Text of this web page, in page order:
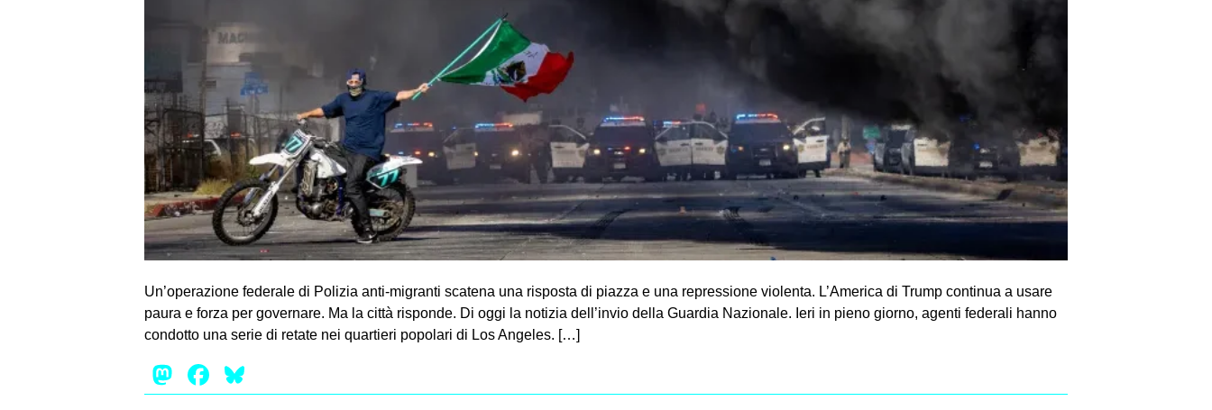
Un’operazione federale di Polizia anti-migranti scatena una risposta di piazza e una repressione violenta. L’America di Trump continua a usare
paura e forza per governare. Ma la città risponde. Di oggi la notizia dell’invio della Guardia Nazionale. Ieri in pieno giorno, agenti federali hanno
condotto una serie di retate nei quartieri popolari di Los Angeles. […]
Mastodon
Facebook